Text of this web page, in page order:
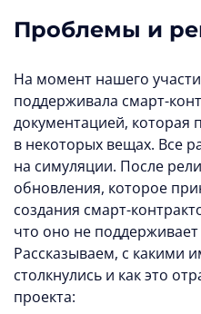
Проблемы и
На момент нашего
поддерживала смарт-
документацией, которая
в некоторых вещах. Все
на симуляции. После
обновления, которое
создания смарт-
что оно не
Рассказываем, с какими
столкнулись и как это
проекта: